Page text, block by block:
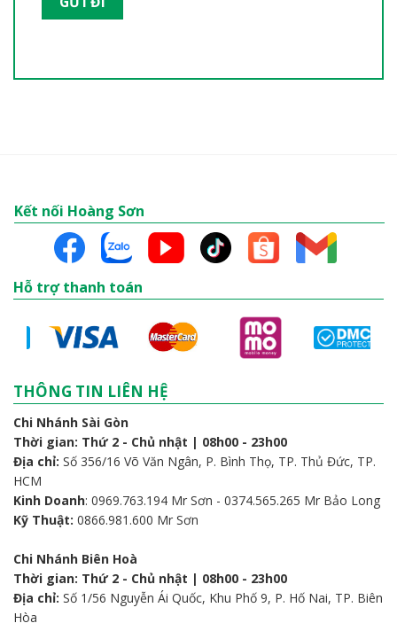
Kết nối Hoàng Sơn
Hỗ trợ thanh toán
THÔNG TIN LIÊN HỆ
Chi Nhánh Sài Gòn
Thời gian: Thứ 2 - Chủ nhật | 08h00 - 23h00
Địa chỉ: Số 356/16 Võ Văn Ngân, P. Bình Thọ, TP. Thủ Đức, TP.
HCM
Kinh Doanh: 0969.763.194 Mr Sơn - 0374.565.265 Mr Bảo Long
Kỹ Thuật: 0866.981.600 Mr Sơn
Chi Nhánh Biên Hoà
Thời gian: Thứ 2 - Chủ nhật | 08h00 - 23h00
Địa chỉ: Số 1/56 Nguyễn Ái Quốc, Khu Phố 9, P. Hố Nai, TP. Biên
Hòa